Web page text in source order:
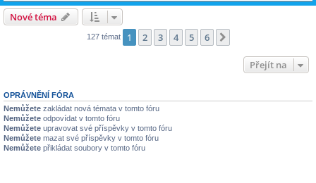
Nové téma
127 témat 1 2 3 4 5 6
Přejít na
OPRÁVNĚNÍ FÓRA
Nemůžete zakládat nová témata v tomto fóru
Nemůžete odpovídat v tomto fóru
Nemůžete upravovat své příspěvky v tomto fóru
Nemůžete mazat své příspěvky v tomto fóru
Nemůžete přikládat soubory v tomto fóru